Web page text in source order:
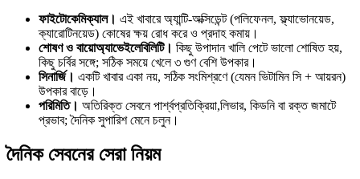
ফাইটোকেমিক্যাল। এই খাবারে অ্যান্টি-অক্সিডেন্ট (পলিফেনল, ফ্ল্যাভোনয়েড,
ক্যারোটিনয়েড) কোষের ক্ষয় রোধ করে ও প্রদাহ কমায়।
শোষণ ও বায়োঅ্যাভেইলেবিলিটি। কিছু উপাদান খালি পেটে ভালো শোষিত হয়,
কিছু চর্বির সঙ্গে; সঠিক সময়ে খেলে ৩ গুণ বেশি উপকার।
সিনার্জি। একটি খাবার একা নয়, সঠিক সংমিশ্রণে (যেমন ভিটামিন সি + আয়রন)
উপকার বাড়ে।
পরিমিতি। অতিরিক্ত সেবনে পার্শ্বপ্রতিক্রিয়া,লিভার, কিডনি বা রক্ত জমাটে
প্রভাব; দৈনিক সুপারিশ মেনে চলুন।
দৈনিক সেবনের সেরা নিয়ম